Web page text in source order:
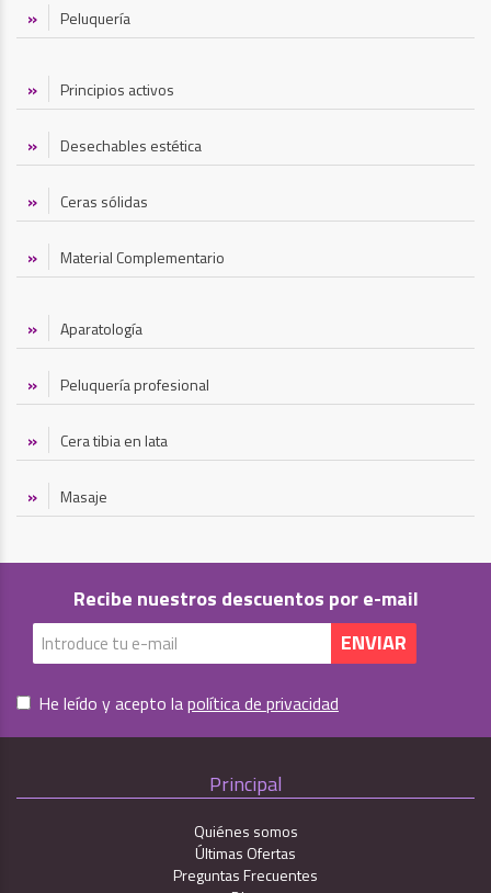
Peluquería
Principios activos
Desechables estética
Ceras sólidas
Material Complementario
Aparatología
Peluquería profesional
Cera tibia en lata
Masaje
Recibe nuestros descuentos por e-mail
He leído y acepto lapolítica de privacidad
Principal
Quiénes somos
Últimas Ofertas
Preguntas Frecuentes